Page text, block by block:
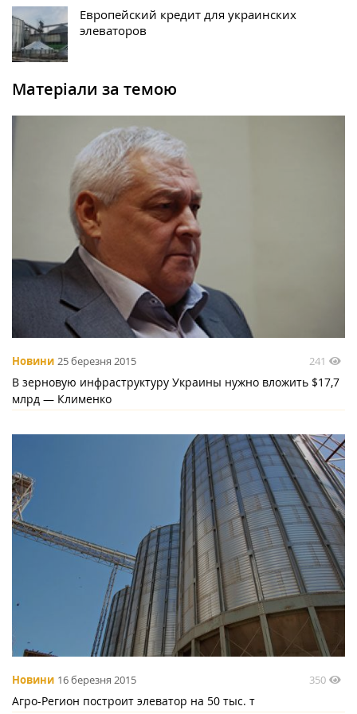
Европейский кредит для украинских
элеваторов
Матеріали за темою
Новини 25 березня 2015 241
В зерновую инфраструктуру Украины нужно вложить $17,7
млрд — Клименко
Новини 16 березня 2015 350
Агро-Регион построит элеватор на 50 тыс. т